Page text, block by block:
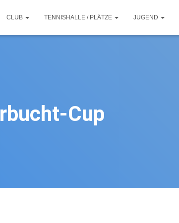
CLUB TENNISHALLE / PLÄTZE JUGEND
Cup